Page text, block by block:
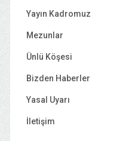
Yayın Kadromuz
Mezunlar
Ünlü Köşesi
Bizden Haberler
Yasal Uyarı
İletişim